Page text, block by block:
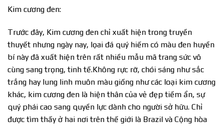
Kim cương đen:
Trước đây, Kim cương đen chỉ xuất hiện trong truyền
thuyết nhưng ngày nay, lọai đá quý hiếm có màu đen huyền
bí này đã xuất hiện trên rất nhiều mẫu mã trang sức vô
cùng sang trọng, tinh tế.Không rực rỡ, chói sáng như sắc
trắng hay lung linh muôn màu giống như các loại kim cương
khác, kim cương đen là hiện thân của vẻ đẹp tiềm ẩn, sự
quý phái cao sang quyền lực dành cho người sở hữu. Chỉ
được tìm thấy ở hai nơi trên thế giới là Brazil và Cộng hòa